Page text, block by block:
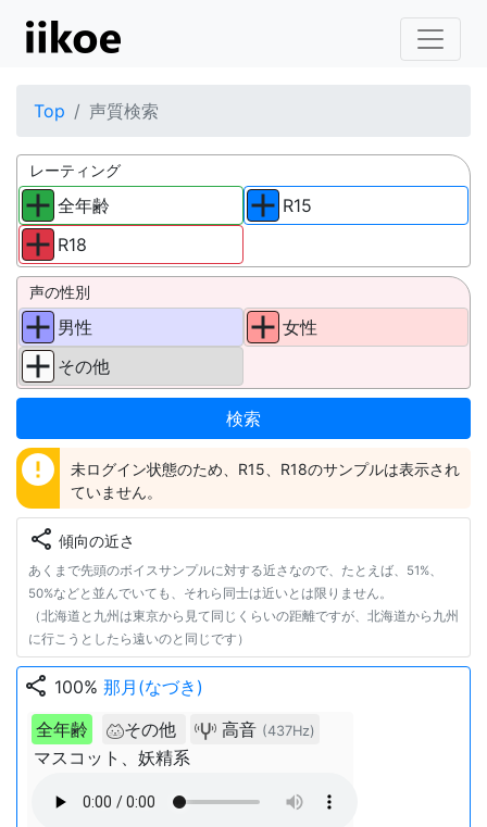
Top 声質検索
レーティング
全年齢
R18
R15
声の性別
男性
その他
女性
error
未ログイン状態のため、R15、R18のサンプルは表示され
ていません。
share 傾向の近さ
あくまで先頭のボイスサンプルに対する近さなので、たとえば、51%、
50%などと並んでいても、それら同士は近いとは限りません。
（北海道と九州は東京から見て同じくらいの距離ですが、北海道から九州
に行こうとしたら遠いのと同じです）
share 100% 那月(なづき)
全年齢
その他 高音 (437Hz)
マスコット、妖精系